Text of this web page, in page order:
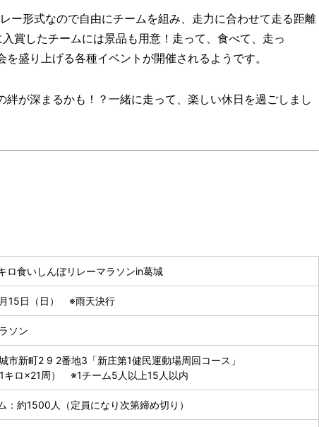
ー形式なので自由にチームを組み、走力に合わせて走る距離
賞したチームには景品も用意！走って、食べて、走っ
盛り上げる各種イベントが開催されるようです。
絆が深まるかも！？一緒に走って、楽しい休日を過ごしまし
ロ食いしんぼリレーマラソンin葛城
15日（日） ※雨天決行
ソン
市新町2 9 2番地3「新庄第1健民運動場周回コース」
キロ×21周） ※1チーム5人以上15人以内
：約1500人（定員になり次第締め切り）